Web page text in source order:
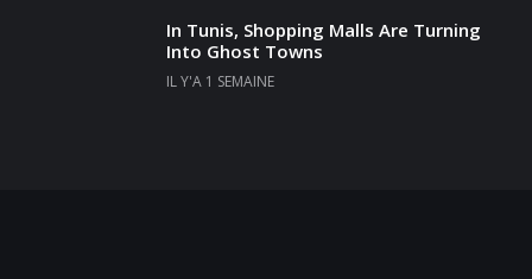
In Tunis, Shopping Malls Are Turning
Into Ghost Towns
IL Y'A 1 SEMAINE